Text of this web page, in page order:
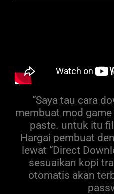
“Saya tau cara
membuat mod
paste. untuk itu
Hargai pembuat
lewat “Direct
sesuaikan kopi
otomatis akan